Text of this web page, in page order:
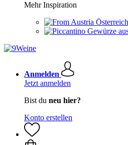
Mehr Inspiration
Gewürze
Anmelden
Jetzt anmelden
Bist du neu hier?
Konto erstellen